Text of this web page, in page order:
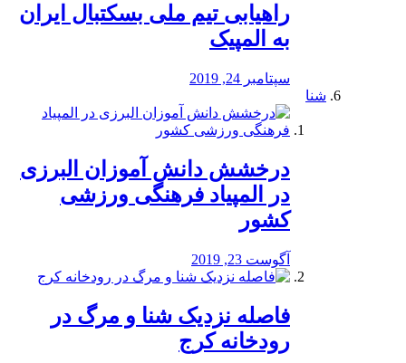
راهیابی تیم ملی بسکتبال ایران
به المپیک
سپتامبر 24, 2019
شنا
درخشش دانش آموزان البرزی
در المپیاد فرهنگی ورزشی
کشور
آگوست 23, 2019
️فاصله نزدیک شنا و مرگ در
رودخانه کرج